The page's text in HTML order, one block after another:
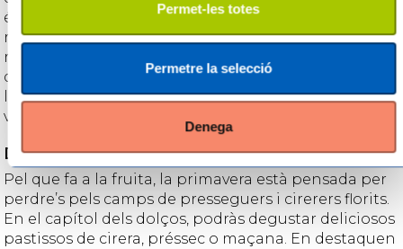
Permet-les totes
Permetre la selecció
Denega
és terra d’arròs, hi trobaràs arrossos elaborats amb
riquesa i mestratge. No tenen res a envejar els
restaurants d’interior als de la costa. Els productes
d’interior són de primera qualitat, provinents de
l’horta i els fruiters. A més de la carn de corder,
vedella i caça, i l’oli i els vins de la DO Terra Alta.
Dolça gastronomia
Pel que fa a la fruita, la primavera està pensada per
perdre’s pels camps de presseguers i cirerers florits.
En el capítol dels dolços, podràs degustar deliciosos
pastissos de cirera, préssec o maçana. En destaquen